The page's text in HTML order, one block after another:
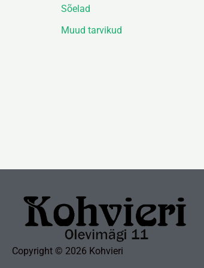
Sõelad
Muud tarvikud
Copyright © 2026 Kohvieri